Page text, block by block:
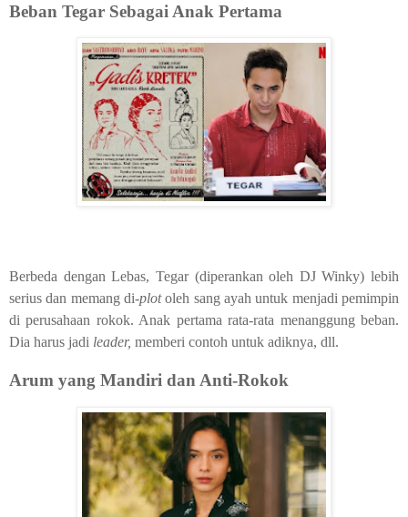
Beban Tegar Sebagai Anak Pertama
Berbeda dengan Lebas, Tegar (diperankan oleh DJ Winky) lebih
serius dan memang di-plotoleh sang ayah untuk menjadi pemimpin
di perusahaan rokok. Anak pertama rata-rata menanggung beban.
Dia harus jadi leader, memberi contoh untuk adiknya, dll.
Arum yang Mandiri dan Anti-Rokok